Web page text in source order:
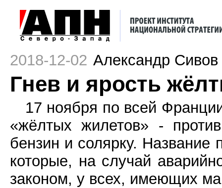
2018-12-02 Александр Сивов
Гнев и ярость
17 ноября по всей
«жёлтых жилетов» -
бензин и солярку.
которые, на случай
законом, у всех, имеющих